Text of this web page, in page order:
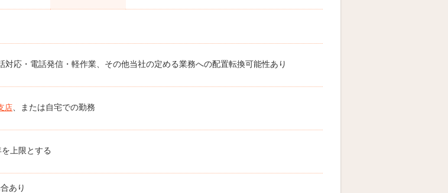
対応・電話発信・軽作業、その他当社の定める業務への配置転換可能性あり
店、または自宅での勤務
上限とする
あり